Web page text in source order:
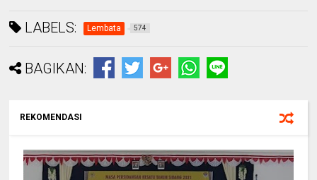
LABELS: Lembata 574
BAGIKAN:
REKOMENDASI